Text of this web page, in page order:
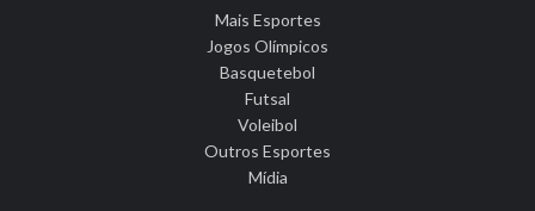
Mais Esportes
Jogos Olímpicos
Basquetebol
Futsal
Voleibol
Outros Esportes
Mídia